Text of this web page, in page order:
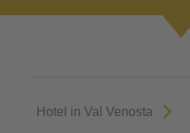
Hotel in Val Venosta